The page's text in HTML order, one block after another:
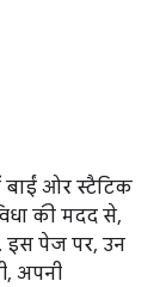
बाईं ओर स्टैटिक
की मदद से,
इस पेज पर, उन
अपनी